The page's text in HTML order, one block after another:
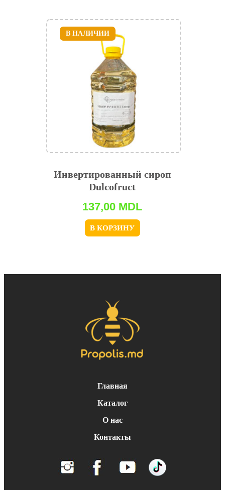
Инвертированный сироп
Dulcofruct
137,00 MDL
В КОРЗИНУ
В НАЛИЧИИ
Главная
Каталог
О нас
Контакты